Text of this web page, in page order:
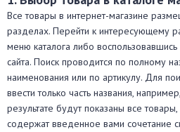
Все товары в интернет-магазине
разделах. Перейти к интересующему
меню каталога либо
сайта. Поиск проводится по полному
наименования или по артикулу. Для
ввести только часть названия,
результате будут показаны все
содержат введенное вами сочетание